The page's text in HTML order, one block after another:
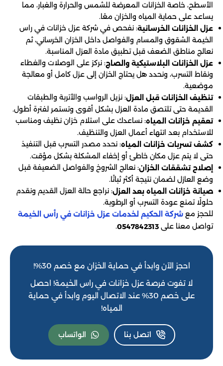
الأسطح، خاصة الخزانات المعرضة للشمس والحرارة والغبار، مما
يساعد على حماية المياه والخزان معًا.
عزل الخزانات الخرسانية: نفحص في شركة عزل خزانات في راس
الخيمة الشقوق والمسام والفواصل داخل الخزان الخرساني، ثم
نعالج مناطق الضعف قبل تطبيق مادة العزل المناسبة.
عزل الخزانات البلاستيكية والصاج: نركز على الوصلات والغطاء
ونقاط التسرب، ونحدد هل يحتاج الخزان إلى عزل كامل أو معالجة
موضعية.
تنظيف الخزانات قبل العزل: نزيل الرواسب والأتربة والطبقات
القديمة حتى تلتصق مادة العزل بشكل أقوى وتستمر لفترة أطول.
تعقيم خزانات المياه: نساعدك على استلام خزان نظيف ومناسب
للاستخدام بعد انتهاء أعمال العزل والتنظيف.
كشف تسربات خزانات المياه: نحدد مصدر التسرب قبل التنفيذ
حتى لا يتم عزل مكان خاطئ أو إخفاء المشكلة بشكل مؤقت.
إصلاح تشققات الخزان: نعالج الشروخ والفواصل الضعيفة قبل
وضع العازل لضمان نتيجة أكثر ثباتًا.
صيانة خزانات المياه بعد العزل: نراجع حالة العزل القديم ونقدم
حلولًا تمنع عودة التسرب أو الرطوبة.
للحجز مع شركة الحكيم لخدمات عزل خزانات في رأس الخيمة
تواصل معنا على 0547842313
.
احجز الآن وابدأ في حماية الخزان مع خصم 30%!
لا تفوت فرصة عزل خزانات في راس الخيمة! احصل
على خصم 30% عند الاتصال اليوم وابدأ في حماية
المياه!
اتصل بنا الواتساب